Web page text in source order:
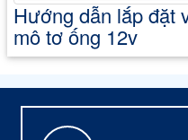
Hướng dẫn lắp đặt
mô tơ ống 12v